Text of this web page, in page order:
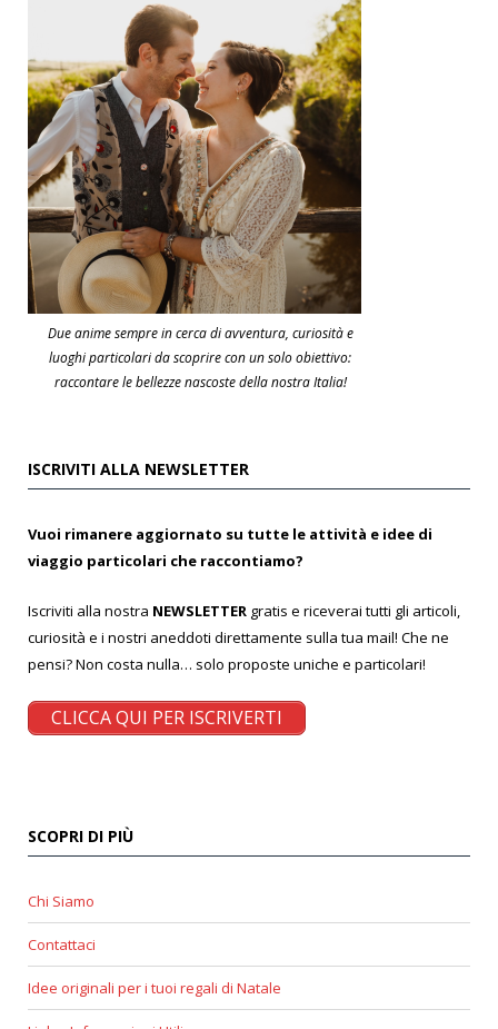
Due anime sempre in cerca di avventura, curiosità e
luoghi particolari da scoprire con un solo obiettivo:
raccontare le bellezze nascoste della nostra Italia!
ISCRIVITI ALLA NEWSLETTER
Vuoi rimanere aggiornato su tutte le attività e idee di
viaggio particolari che raccontiamo?
Iscriviti alla nostra NEWSLETTER gratis e riceverai tutti gli articoli,
curiosità e i nostri aneddoti direttamente sulla tua mail! Che ne
pensi? Non costa nulla… solo proposte uniche e particolari!
CLICCA QUI PER ISCRIVERTI
SCOPRI DI PIÙ
Chi Siamo
Contattaci
Idee originali per i tuoi regali di Natale